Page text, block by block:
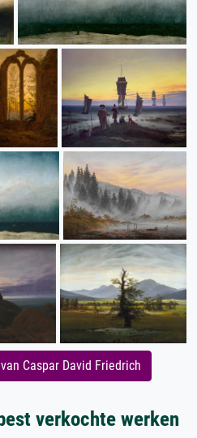
Caspar David Friedrich
verkochte werken